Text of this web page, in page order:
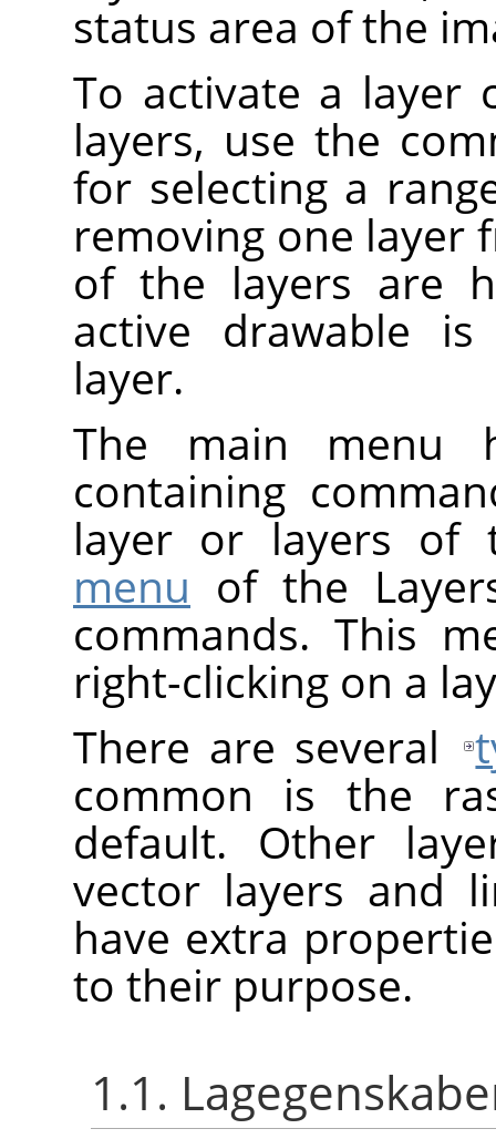
status area of the
To activate a layer
layers, use the
for selecting a
removing one layer
of the layers are
active drawable
layer.
The main
containing
layer or layers of
menu of the
commands. This
right-clicking on a
There are several
common is the
default. Other
vector layers and
have extra
to their purpose.
1.1.